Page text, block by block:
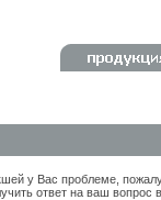
у Вас проблеме,
ответ на ваш